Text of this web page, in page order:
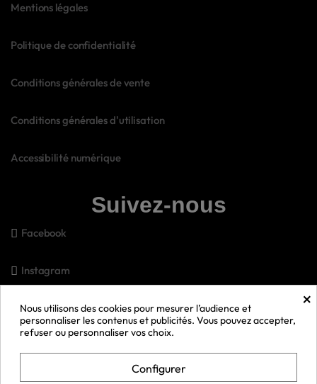
Mentions légales
Politique de confidentialité
Conditions générales de vente
Conditions générales d'utilisation
Accessibilité numérique
Suivez-nous
Facebook
Instagram
Pinterest ×
Nous utilisons des cookies pour mesurer l’audience et
personnaliser les contenus et publicités. Vous pouvez accepter,
refuser ou personnaliser vos choix.
Configurer